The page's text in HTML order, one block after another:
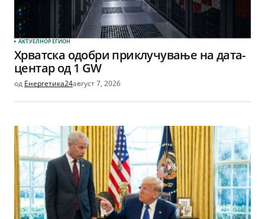
АКТУЕЛНОРЕГИОН
Хрватска одобри приклучување на дата-
центар од 1 GW
од Енергетика24август 7, 2026